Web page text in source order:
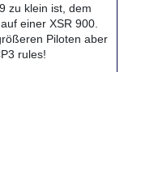
zu klein ist, dem
einer XSR 900.
Piloten aber
rules!